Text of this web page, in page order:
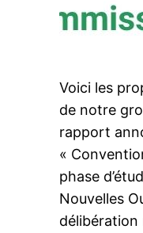
Voici les
de notre
rapport
«
phase
Nouvelles